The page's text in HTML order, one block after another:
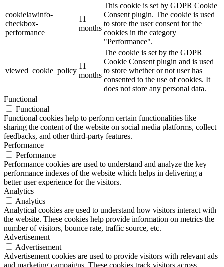
cookielawinfo-
checkbox-
performance
11
months
This cookie is set by GDPR Cookie
Consent plugin. The cookie is used
to store the user consent for the
cookies in the category
"Performance".
viewed_cookie_policy
11
months
The cookie is set by the GDPR
Cookie Consent plugin and is used
to store whether or not user has
consented to the use of cookies. It
does not store any personal data.
Functional
Functional
Functional cookies help to perform certain functionalities like
sharing the content of the website on social media platforms, collect
feedbacks, and other third-party features.
Performance
Performance
Performance cookies are used to understand and analyze the key
performance indexes of the website which helps in delivering a
better user experience for the visitors.
Analytics
Analytics
Analytical cookies are used to understand how visitors interact with
the website. These cookies help provide information on metrics the
number of visitors, bounce rate, traffic source, etc.
Advertisement
Advertisement
Advertisement cookies are used to provide visitors with relevant ads
and marketing campaigns. These cookies track visitors across